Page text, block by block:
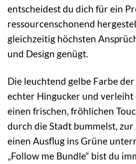
entscheidest du dich für ein
ressourcenschonend
gleichzeitig höchsten
und Design genügt.
Die leuchtend gelbe Farbe der
echter Hingucker und
einen frischen, fröhlichen
durch die Stadt bummelst,
einen Ausflug ins Grüne
„Follow me Bundle“ bist du